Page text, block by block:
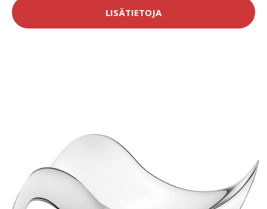
LISÄTIETOJA